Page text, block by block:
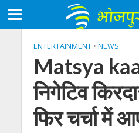
ENTERTAINMENT • NEWS
Matsya
निगेटिव
फिर चर्चा में